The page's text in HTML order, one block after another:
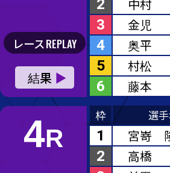
奥平 拓也
村松 栄太
6 藤本 遼磨
選手名
宮嵜 隆太郎
2 高橋 英之
前田 篤哉
中嶋 世奈
松下 知幸
秋山 広一